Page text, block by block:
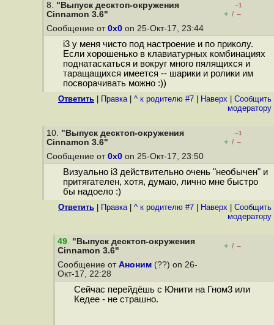
8. "Выпуск десктоп-окружения
Cinnamon 3.6"
–1
+ / –
Сообщение от 0x0 on 25-Окт-17, 23:44
i3 у меня чисто под настроение и по приколу.
Если хорошенько в клавиатурных комбинациях
поднатаскаться и вокруг много пялящихся и
таращащихся имеется -- шарики и ролики им
посворачивать можно :))
Ответить Правка| ^ к родителю #7 Наверх
Cообщить
модератору
10. "Выпуск десктоп-окружения
Cinnamon 3.6"
–1
+ / –
Сообщение от 0x0 on 25-Окт-17, 23:50
Визуально i3 действительно очень "необычен" и
притягателен, хотя, думаю, лично мне быстро
бы надоело :)
Ответить Правка| ^ к родителю #7 Наверх
Cообщить
модератору
49. "Выпуск десктоп-окружения
Cinnamon 3.6"
+ / –
Сообщение от Аноним (??) on 26-
Окт-17, 22:28
Сейчас перейдёшь с Юнити на Гном3 или
Кедее - не страшно.